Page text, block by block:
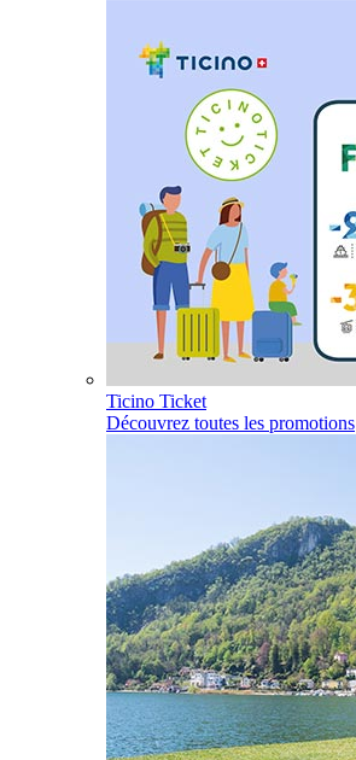
Ticino Ticket
Découvrez toutes les promotions